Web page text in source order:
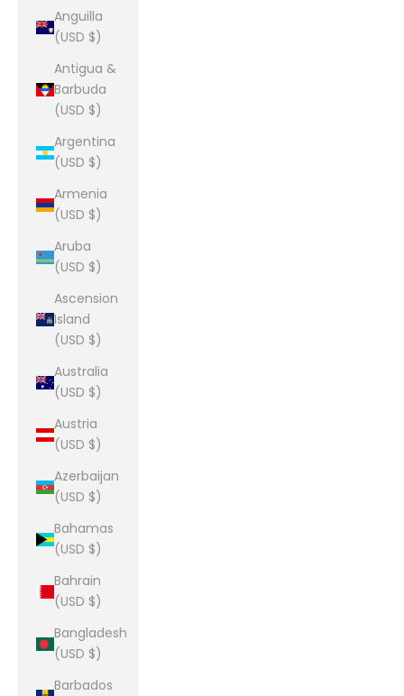
Anguilla
(USD $)
Antigua &
Barbuda
(USD $)
Argentina
(USD $)
Armenia
(USD $)
Aruba
(USD $)
Ascension
Island
(USD $)
Australia
(USD $)
Austria
(USD $)
Azerbaijan
(USD $)
Bahamas
(USD $)
Bahrain
(USD $)
Bangladesh
(USD $)
Barbados